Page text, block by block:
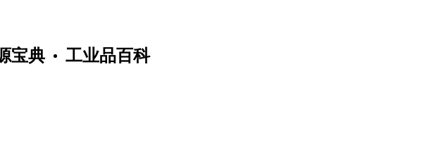
宝典 工业品百科